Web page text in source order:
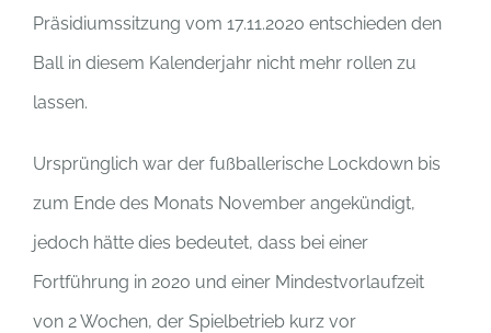
Präsidiumssitzung vom 17.11.2020 entschieden den
Ball in diesem Kalenderjahr nicht mehr rollen zu
lassen.
Ursprünglich war der fußballerische Lockdown bis
zum Ende des Monats November angekündigt,
jedoch hätte dies bedeutet, dass bei einer
Fortführung in 2020 und einer Mindestvorlaufzeit
von 2 Wochen, der Spielbetrieb kurz vor